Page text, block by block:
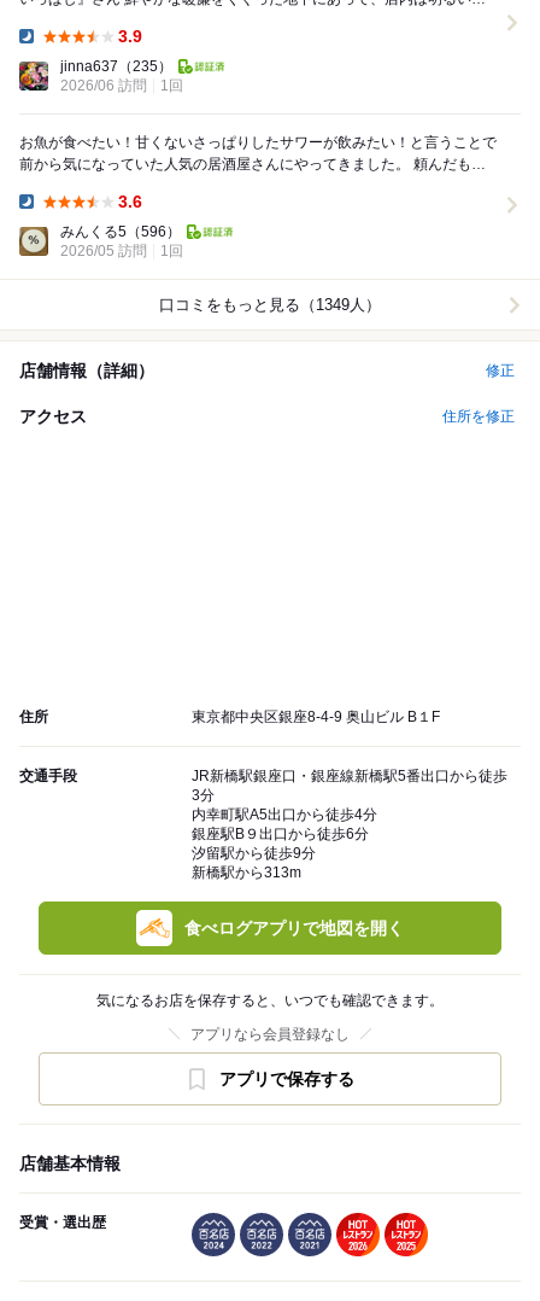
3.9
jinna637 （235）
2026/06 訪問
1回
お魚が食べたい！甘くないさっぱりしたサワーが飲みたい！と言うことで
前から気になっていた人気の居酒屋さんにやってきました。 頼んだもの
3.6
みんくる5 （596）
2026/05 訪問
1回
口コミをもっと見る（1349人）
店舗情報（詳細） 修正
アクセス 住所を修正
住所 東京都中央区銀座8-4-9 奥山ビル B１F
交通手段
JR新橋駅銀座口・銀座線新橋駅5番出口から徒歩
3分
内幸町駅A5出口から徒歩4分
銀座駅B９出口から徒歩6分
汐留駅から徒歩9分
新橋駅から313m
食べログアプリで地図を開く
気になるお店を保存すると、いつでも確認できます。
アプリなら会員登録なし
アプリで保存する
店舗基本情報
受賞・選出歴